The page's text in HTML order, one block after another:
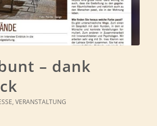
– dank
, VERANSTALTUNG